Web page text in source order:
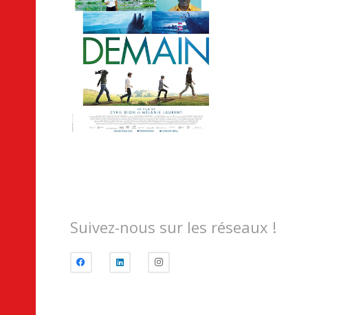
Suivez-nous sur les réseaux !